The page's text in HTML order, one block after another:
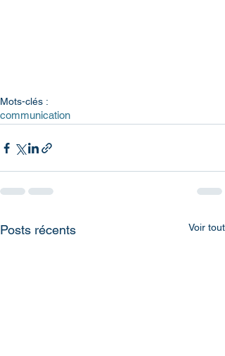
Mots-clés :
communication
Posts récents Voir tout